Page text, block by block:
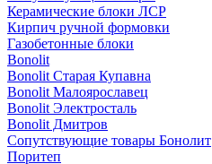
Керамические блоки ЛСР
Кирпич ручной формовки
Газобетонные блоки
Bonolit
Bonolit Старая Купавна
Bonolit Малоярославец
Bonolit Электросталь
Bonolit Дмитров
Сопутствующие товары Бонолит
Поритеп